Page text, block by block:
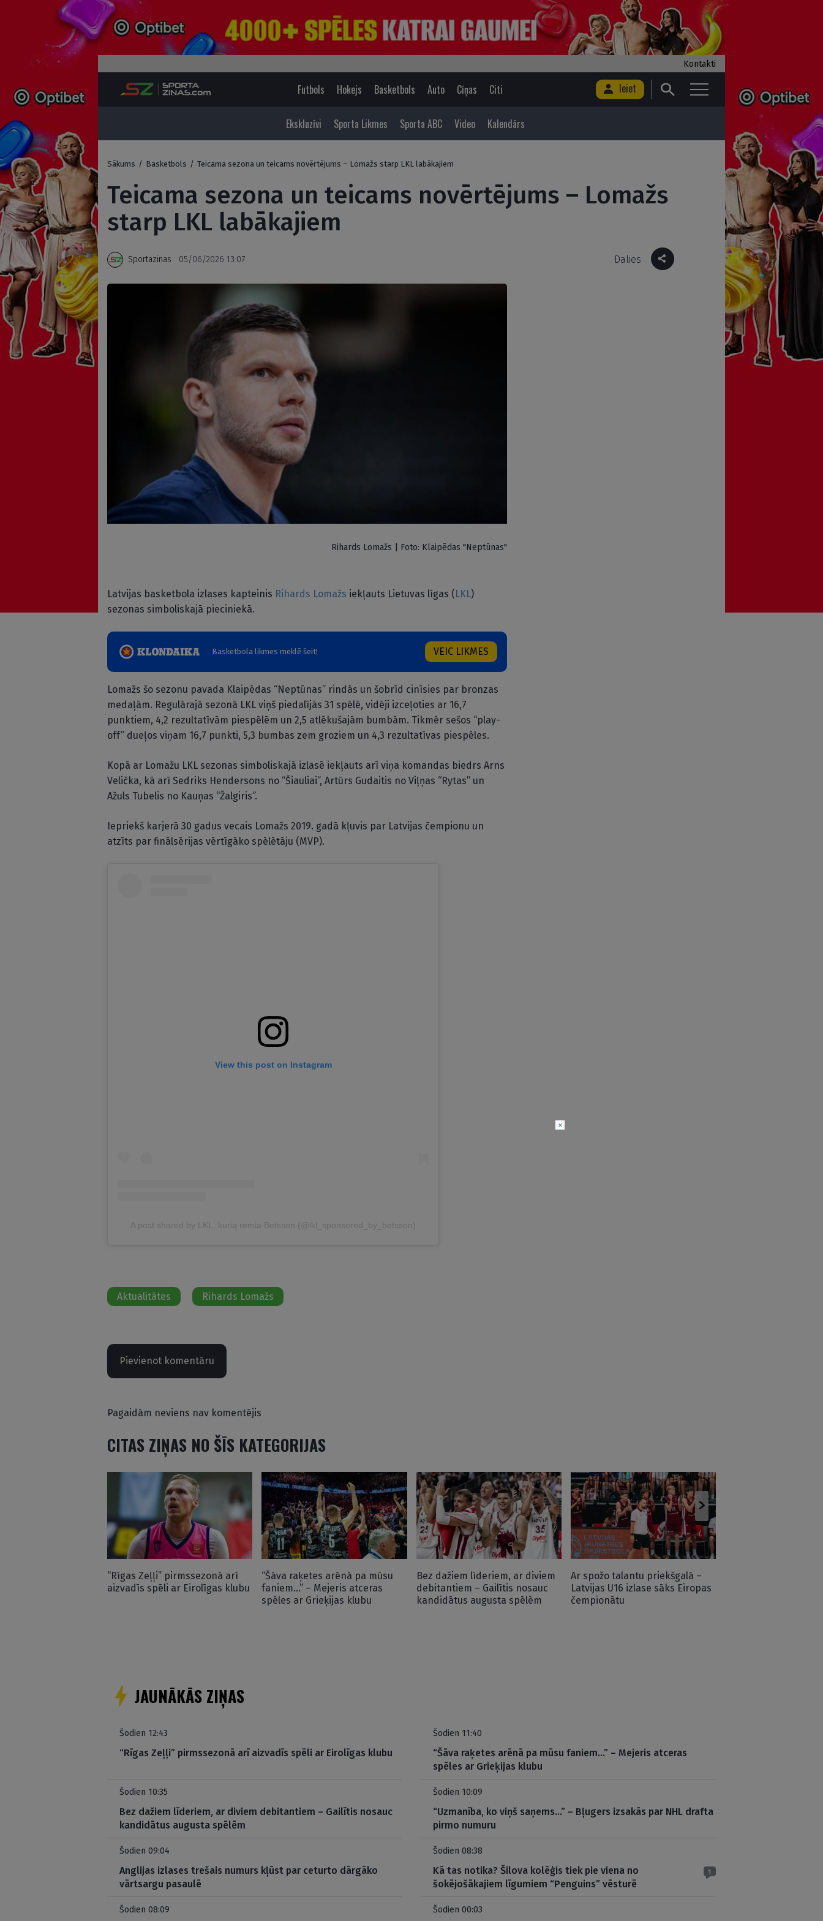
Kontakti
Futbols Hokejs Basketbols Auto Cīņas Citi Ieiet
Ekskluzīvi Sporta Likmes Sporta ABC Video Kalendārs
Sākums / Basketbols / Teicama sezona un teicams novērtējums – Lomažs starp LKL labākajiem
Teicama sezona un teicams novērtējums – Lomažs
starp LKL labākajiem
Sportazinas 05/06/2026 13:07 Dalies
Rihards Lomažs | Foto: Klaipēdas "Neptūnas"
Latvijas basketbola izlases kapteinis Rihards Lomažs iekļauts Lietuvas līgas (LKL)
sezonas simboliskajā pieciniekā.
Basketbola likmes meklē šeit! VEIC LIKMES
Lomažs šo sezonu pavada Klaipēdas “Neptūnas” rindās un šobrīd cinīsies par bronzas
medaļām. Regulārajā sezonā LKL viņš piedalījās 31 spēlē, vidēji izceļoties ar 16,7
punktiem, 4,2 rezultatīvām piespēlēm un 2,5 atlēkušajām bumbām. Tikmēr sešos “play-
off” dueļos viņam 16,7 punkti, 5,3 bumbas zem groziem un 4,3 rezultatīvas piespēles.
Kopā ar Lomažu LKL sezonas simboliskajā izlasē iekļauts arī viņa komandas biedrs Arns
Velička, kā arī Sedriks Hendersons no “Šiauliai”, Artūrs Gudaitis no Viļņas “Rytas” un
Ažuls Tubelis no Kauņas “Žalgiris”.
Iepriekš karjerā 30 gadus vecais Lomažs 2019. gadā kļuvis par Latvijas čempionu un
atzīts par finālsērijas vērtīgāko spēlētāju (MVP).
View this post on Instagram
A post shared by LKL, kurią remia Betsson (@lkl_sponsored_by_betsson)
Aktualitātes Rihards Lomažs
Pievienot komentāru
Pagaidām neviens nav komentējis
CITAS ZIŅAS NO ŠĪS KATEGORIJAS
“Rīgas Zeļļi” pirmssezonā arī
aizvadīs spēli ar Eirolīgas klubu
“Šāva raķetes arēnā pa mūsu
faniem…” – Mejeris atceras
spēles ar Grieķijas klubu
Bez dažiem līderiem, ar diviem
debitantiem – Gailītis nosauc
kandidātus augusta spēlēm
Ar spožo talantu priekšgalā –
Latvijas U16 izlase sāks Eiropas
čempionātu
JAUNĀKĀS ZIŅAS
Šodien 12:43
“Rīgas Zeļļi” pirmssezonā arī aizvadīs spēli ar Eirolīgas klubu
Šodien 11:40
“Šāva raķetes arēnā pa mūsu faniem…” – Mejeris atceras
spēles ar Grieķijas klubu
Šodien 10:35
Bez dažiem līderiem, ar diviem debitantiem – Gailītis nosauc
kandidātus augusta spēlēm
Šodien 10:09
“Uzmanība, ko viņš saņems…” – Bļugers izsakās par NHL drafta
pirmo numuru
Šodien 09:04
Anglijas izlases trešais numurs kļūst par ceturto dārgāko
vārtsargu pasaulē
Šodien 08:38
Kā tas notika? Šilova kolēģis tiek pie viena no
šokējošākajiem līgumiem “Penguins” vēsturē
1
Šodien 08:09 Šodien 00:03